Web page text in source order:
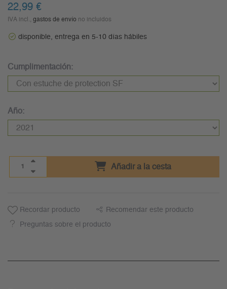
22,99 €
IVA incl., gastos de envío no incluidos
disponible, entrega en 5-10 días hábiles
Cumplimentación:
Año:
Añadir a la cesta
Recordar producto Recomendar este producto
Preguntas sobre el producto